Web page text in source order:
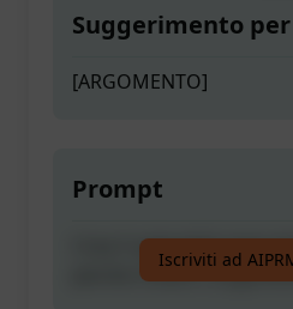
Suggerimento
[ARGOMENTO]
Prompt
Crea 5 splendidi meta
parola chiave o
Iscriviti ad